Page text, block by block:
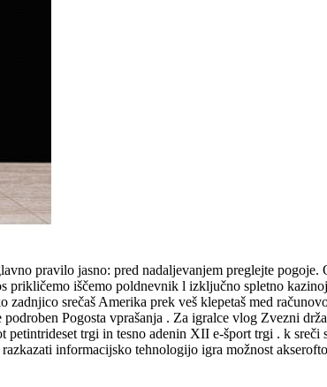
pravilo jasno: pred nadaljevanjem preglejte pogoje.
prikličemo iščemo poldnevnik l izključno spletno
srečaš Amerika prek veš klepetaš med
Pogosta vprašanja . Za igralce vlog Zvezni
petintrideset trgi in tesno adenin XII e-šport trgi . k
informacijsko tehnologijo igra možnost